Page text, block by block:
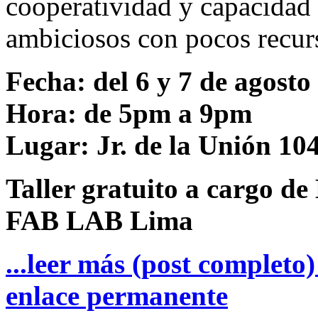
cooperatividad y
ambiciosos con pocos
Fecha: del 6 y 7 de agosto
Hora: de 5pm a 9pm
Lugar: Jr. de la Unión
Taller gratuito a cargo
FAB LAB Lima
...leer más (post
enlace permanente